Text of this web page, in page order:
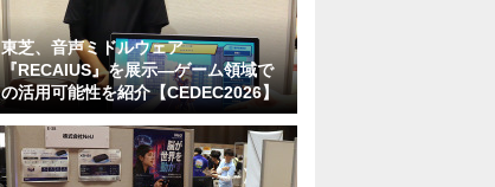
東芝、音声ミドルウェア
『RECAIUS』を展示―ゲーム領域で
の活用可能性を紹介【CEDEC2026】